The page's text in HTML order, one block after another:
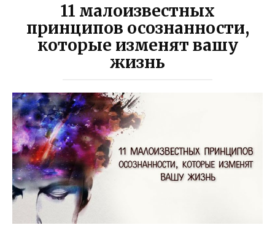
11 малоизвестных
принципов осознанности,
которые изменят вашу
жизнь